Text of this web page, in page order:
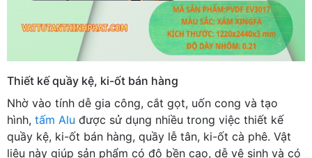
Thiết kế quầy kệ, ki-ốt bán hàng
Nhờ vào tính dễ gia công, cắt gọt, uốn cong và tạo
hình, tấm Alu được sử dụng nhiều trong việc thiết kế
quầy kệ, ki-ốt bán hàng, quầy lễ tân, ki-ốt cà phê. Vật
liệu này giúp sản phẩm có độ bền cao, dễ vệ sinh và có